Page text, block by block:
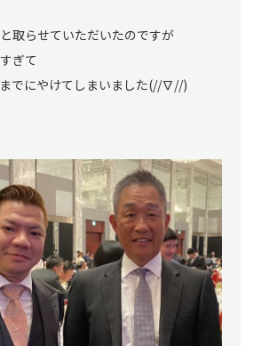
取らせていただいたのですが
ぎて
でにやけてしまいました(//∇//)